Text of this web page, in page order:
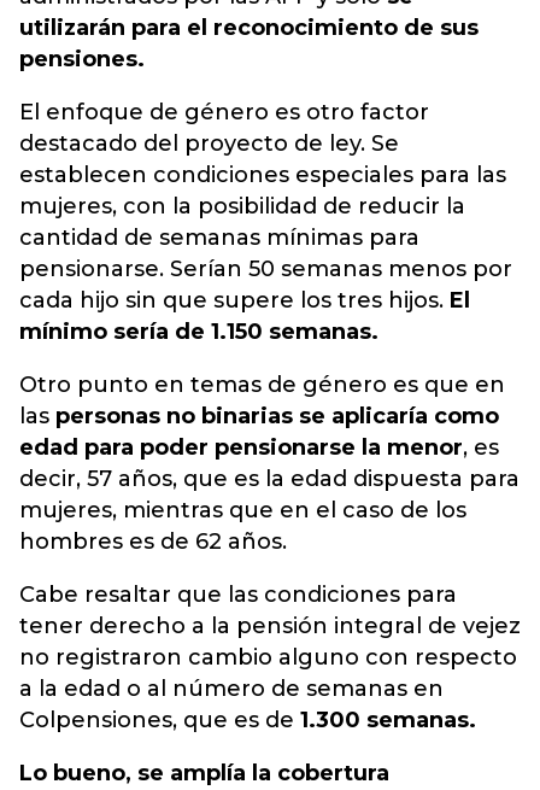
utilizarán para el reconocimiento de sus
pensiones.
El enfoque de género es otro factor
destacado del proyecto de ley. Se
establecen condiciones especiales para las
mujeres, con la posibilidad de reducir la
cantidad de semanas mínimas para
pensionarse. Serían 50 semanas menos por
cada hijo sin que supere los tres hijos. El
mínimo sería de 1.150 semanas.
Otro punto en temas de género es que en
las personas no binarias se aplicaría como
edad para poder pensionarse la menor, es
decir, 57 años, que es la edad dispuesta para
mujeres, mientras que en el caso de los
hombres es de 62 años.
Cabe resaltar que las condiciones para
tener derecho a la pensión integral de vejez
no registraron cambio alguno con respecto
a la edad o al número de semanas en
Colpensiones, que es de 1.300 semanas.
Lo bueno, se amplía la cobertura